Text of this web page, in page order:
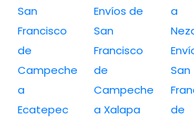
San
Francisco
de
Campeche
a
Ecatepec
Envíos de
San
Francisco
de
Campeche
a Xalapa
a
San
de